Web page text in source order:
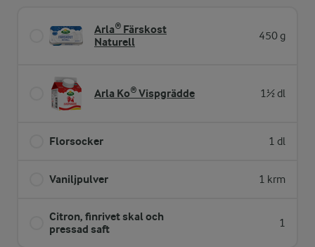
Arla® Färskost
Naturell
450 g
Arla Ko® Vispgrädde 1½ dl
Florsocker 1 dl
Vaniljpulver 1 krm
Citron, finrivet skal och
pressad saft
1